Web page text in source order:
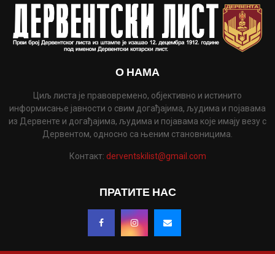
О НАМА
Циљ листа је правовремено, објективно и истинито
информисање јавности о свим догађајима, људима и појавама
из Дервенте и догађајима, људима и појавама које имају везу с
Дервентом, односно са њеним становницима.
Контакт: derventskilist@gmail.com
ПРАТИТЕ НАС